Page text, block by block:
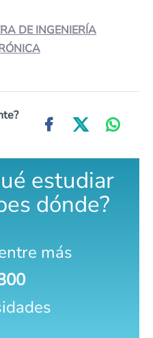
DE INGENIERÍA
estudiar
dónde?
más